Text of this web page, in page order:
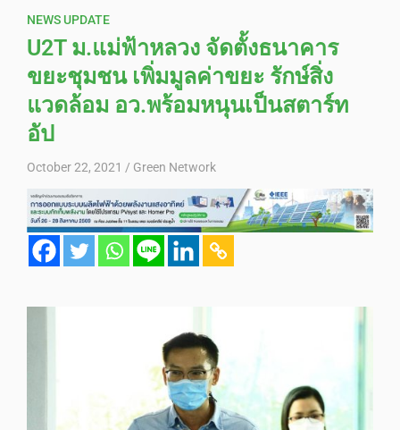
NEWS UPDATE
U2T ม.แม่ฟ้าหลวง จัดตั้งธนาคาร
ขยะชุมชน เพิ่มมูลค่าขยะ รักษ์สิ่ง
แวดล้อม อว.พร้อมหนุนเป็นสตาร์ท
อัป
October 22, 2021 Green Network